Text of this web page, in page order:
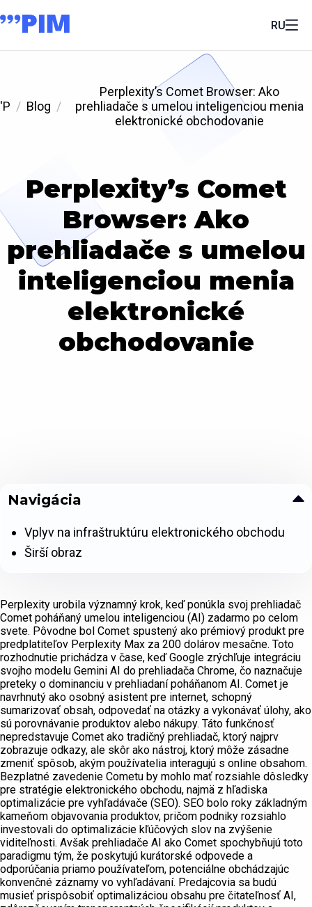
RU
'P Blog
Perplexity’s Comet Browser: Ako
prehliadače s umelou inteligenciou menia
elektronické obchodovanie
Perplexity’s Comet
Browser: Ako
prehliadače s umelou
inteligenciou menia
elektronické
obchodovanie
Perplexity urobila významný krok, keď ponúkla svoj prehliadač
Comet poháňaný umelou inteligenciou (AI) zadarmo po celom
svete. Pôvodne bol Comet spustený ako prémiový produkt pre
predplatiteľov Perplexity Max za 200 dolárov mesačne. Toto
rozhodnutie prichádza v čase, keď Google zrýchľuje integráciu
svojho modelu Gemini AI do prehliadača Chrome, čo naznačuje
preteky o dominanciu v prehliadaní poháňanom AI. Comet je
navrhnutý ako osobný asistent pre internet, schopný
sumarizovať obsah, odpovedať na otázky a vykonávať úlohy, ako
sú porovnávanie produktov alebo nákupy. Táto funkčnosť
nepredstavuje Comet ako tradičný prehliadač, ktorý najprv
zobrazuje odkazy, ale skôr ako nástroj, ktorý môže zásadne
zmeniť spôsob, akým používatelia interagujú s online obsahom.
Bezplatné zavedenie Cometu by mohlo mať rozsiahle dôsledky
pre stratégie elektronického obchodu, najmä z hľadiska
optimalizácie pre vyhľadávače (SEO). SEO bolo roky základným
kameňom objavovania produktov, pričom podniky rozsiahlo
investovali do optimalizácie kľúčových slov na zvýšenie
viditeľnosti. Avšak prehliadače AI ako Comet spochybňujú toto
paradigmu tým, že poskytujú kurátorské odpovede a
odporúčania priamo používateľom, potenciálne obchádzajúc
konvenčné záznamy vo vyhľadávaní. Predajcovia sa budú
musieť prispôsobiť optimalizáciou obsahu pre čitateľnosť AI,
Navigácia
Vplyv na infraštruktúru elektronického obchodu
Širší obraz